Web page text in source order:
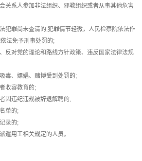
关系人参加非法组织、邪教组织或者从事其他危害
犯罪尚未查清的;犯罪情节轻微，人民检察院依法作
法免予刑事处罚的;
反对党的理论和路线方针政策、违反国家法律法规
毒、嫖娼、赌博受到处罚的;
收容教育的;
因违纪违规被辞退解聘的;
单的;
录的;
遣用工相关规定的人员。